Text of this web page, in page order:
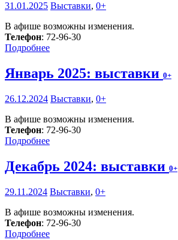
31.01.2025 Выставки, 0+
В афише возможны изменения.
Телефон: 72-96-30
Подробнее
Январь 2025: выставки 0+
26.12.2024 Выставки, 0+
В афише возможны изменения.
Телефон: 72-96-30
Подробнее
Декабрь 2024: выставки 0+
29.11.2024 Выставки, 0+
В афише возможны изменения.
Телефон: 72-96-30
Подробнее